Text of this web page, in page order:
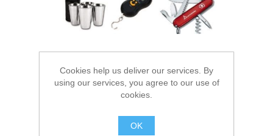
Одежда/Обувь
Cookies help us deliver our services. By
using our services, you agree to our use of
cookies.
OK